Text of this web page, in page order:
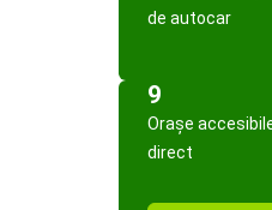
de autocar
9
Orașe
direct